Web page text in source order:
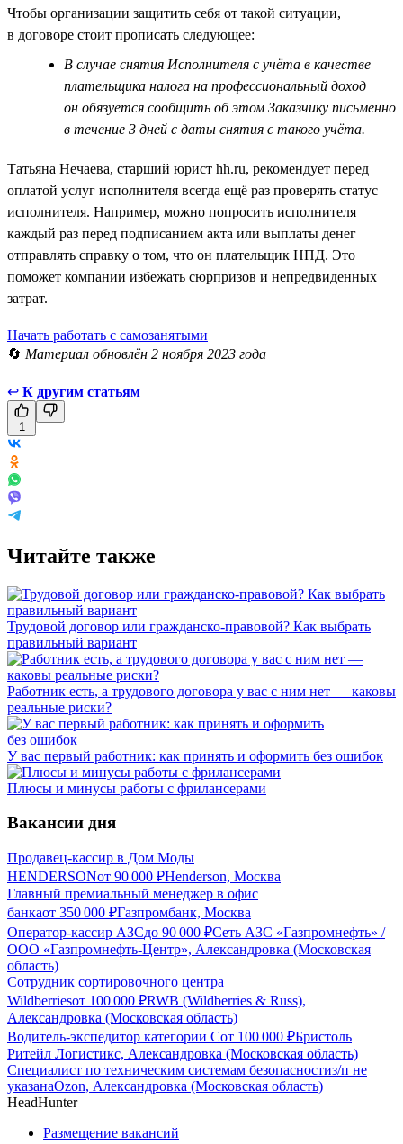
Чтобы организации защитить себя от такой ситуации,
в договоре стоит прописать следующее:
В случае снятия Исполнителя с учёта в качестве
плательщика налога на профессиональный доход
он обязуется сообщить об этом Заказчику письменно
в течение 3 дней с даты снятия с такого учёта.
Татьяна Нечаева, старший юрист hh.ru, рекомендует перед
оплатой услуг исполнителя всегда ещё раз проверять статус
исполнителя. Например, можно попросить исполнителя
каждый раз перед подписанием акта или выплаты денег
отправлять справку о том, что он плательщик НПД. Это
поможет компании избежать сюрпризов и непредвиденных
затрат.
Начать работать с самозанятыми
🔄 Материал обновлён 2 ноября 2023 года
↩ К другим статьям
1
Читайте также
Трудовой договор или гражданско-правовой? Как выбрать
правильный вариант
Работник есть, а трудового договора у вас с ним нет — каковы
реальные риски?
У вас первый работник: как принять и оформить без ошибок
Плюсы и минусы работы с фрилансерами
Вакансии дня
Продавец-кассир в Дом Моды
HENDERSONот 90 000 ₽Henderson, Москва
Главный премиальный менеджер в офис
банкаот 350 000 ₽Газпромбанк, Москва
Оператор-кассир АЗСдо 90 000 ₽Сеть АЗС «Газпромнефть» /
ООО «Газпромнефть-Центр», Александровка (Московская
область)
Сотрудник сортировочного центра
Wildberriesот 100 000 ₽RWB (Wildberries & Russ),
Александровка (Московская область)
Водитель-экспедитор категории Сот 100 000 ₽Бристоль
Ритейл Логистикс, Александровка (Московская область)
Специалист по техническим системам безопасностиз/п не
указанаOzon, Александровка (Московская область)
HeadHunter
Размещение вакансий